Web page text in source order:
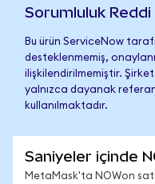
Sorumluluk Reddi
Bu ürün ServiceNow
desteklenmemiş,
ilişkilendirilmemiştir.
yalnızca dayanak
kullanılmaktadır.
Saniyeler içinde
MetaMask'ta NOWon